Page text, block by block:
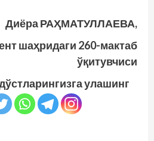
Диёра РАҲМАТУЛЛАЕВА,
шаҳридаги 260-мактаб
ўқитувчиси
улашинг